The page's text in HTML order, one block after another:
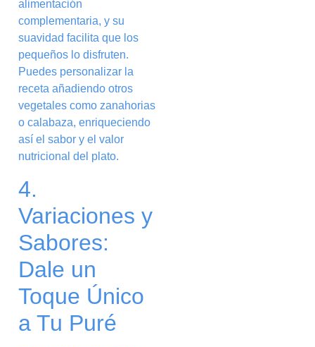
alimentación
complementaria, y su
suavidad facilita que los
pequeños lo disfruten.
Puedes personalizar la
receta añadiendo otros
vegetales como zanahorias
o calabaza, enriqueciendo
así el sabor y el valor
nutricional del plato.
4.
Variaciones y
Sabores:
Dale un
Toque Único
a Tu Puré